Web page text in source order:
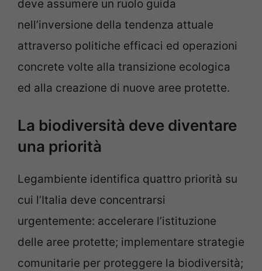
deve assumere un ruolo guida
nell’inversione della tendenza attuale
attraverso politiche efficaci ed operazioni
concrete volte alla transizione ecologica
ed alla creazione di nuove aree protette.
La biodiversità deve diventare
una priorità
Legambiente identifica quattro priorità su
cui l’Italia deve concentrarsi
urgentemente: accelerare l’istituzione
delle aree protette; implementare strategie
comunitarie per proteggere la biodiversità;